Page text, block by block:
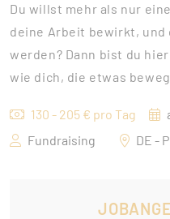
Du willst mehr als nur
deine Arbeit bewirkt,
werden? Dann bist du
wie dich, die etwas
130 - 205 € pro Tag
Fundraising
DE -